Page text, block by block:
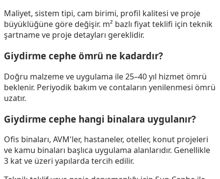
Maliyet, sistem tipi, cam birimi, profil kalitesi ve proje
büyüklüğüne göre değişir. m² bazlı fiyat teklifi için teknik
şartname ve proje detayları gereklidir.
Giydirme cephe ömrü ne kadardır?
Doğru malzeme ve uygulama ile 25–40 yıl hizmet ömrü
beklenir. Periyodik bakım ve contaların yenilenmesi ömrü
uzatır.
Giydirme cephe hangi binalara uygulanır?
Ofis binaları, AVM'ler, hastaneler, oteller, konut projeleri
ve kamu binaları başlıca uygulama alanlarıdır. Genellikle
3 kat ve üzeri yapılarda tercih edilir.